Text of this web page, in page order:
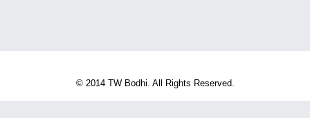
© 2014 TW Bodhi. All Rights Reserved.